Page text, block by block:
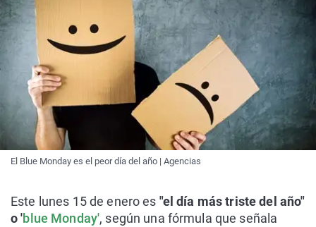
El Blue Monday es el peor día del año | Agencias
Este lunes 15 de enero es "el día más triste del año"
o 'blue Monday', según una fórmula que señala